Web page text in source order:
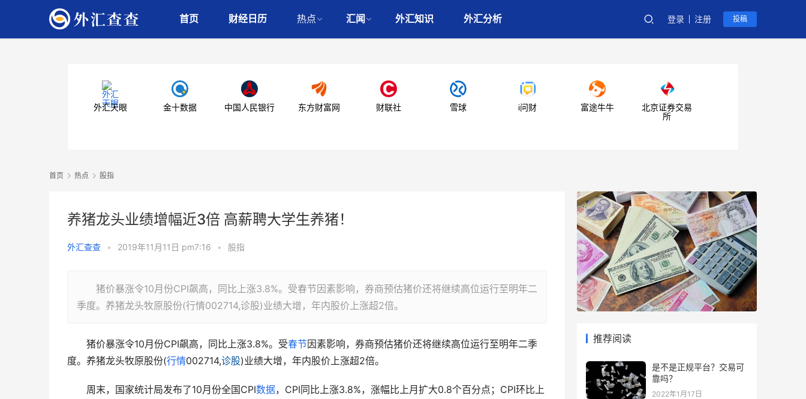
首页 财经日历 热点 汇闻 外汇知识 外汇分析 登录 注册 投稿
外汇天眼 金十数据 中国人民银行 东方财富网 财联社 雪球 i问财 富途牛牛
北京证券交易
所
首页 热点 股指
养猪龙头业绩增幅近3倍 高薪聘大学生养猪！
外汇查查 • 2019年11月11日 pm7:16 • 股指
猪价暴涨令10月份CPI飙高，同比上涨3.8%。受春节因素影响，券商预估猪价还将继续高位运行至明年二
季度。养猪龙头牧原股份(行情002714,诊股)业绩大增，年内股价上涨超2倍。
猪价暴涨令10月份CPI飙高，同比上涨3.8%。受春节因素影响，券商预估猪价还将继续高位运行至明年二季
度。养猪龙头牧原股份(行情002714,诊股)业绩大增，年内股价上涨超2倍。
周末，国家统计局发布了10月份全国CPI数据，CPI同比上涨3.8%，涨幅比上月扩大0.8个百分点；CPI环比上
推荐阅读
是不是正规平台？交易可
靠吗？
2022年1月17日